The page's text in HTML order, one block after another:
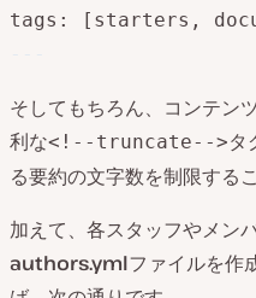
tags: [starters,
そしてもちろん、コンテン
利な<!--truncate-->タ
る要約の文字数を制限する
加えて、各スタッフやメン
authors.ymlファイルを作